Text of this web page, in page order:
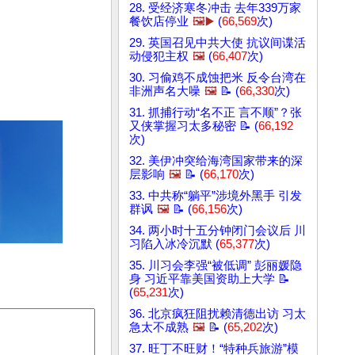
28. 受经济寒冬冲击 去年339万家
餐饮店停业 🖼️▶️ (66,569次)
29. 英国召见中共大使 抗议间谍活
动侵犯主权 🖼️ (66,407次)
30. 习偷鸡不成蚀把米 反令台湾在
非洲声名大噪 🖼️ 📝 (66,330次)
31. 抓捕行动“名不正 言不顺”？张
又侠掌握习太多秘密 📝 (66,192
次)
32. 美伊冲突给海湾国家带来的深
层影响 🖼️ 📝 (66,170次)
33. 中共称“躺平”涉境外黑手 引发
群讽 🖼️ 📝 (66,156次)
34. 两小时十五分钟闭门会议后 川
习陷入冰冷沉默 (65,377次)
35. 川习会李强“被低调” 彭丽媛隐
身 习近平靠美国资助上大学 📝
(65,231次)
36. 北京疯狂阻扰赖清德出访 习太
急太不成熟 🖼️ 📝 (65,202次)
37. 旺丁不旺财！“特种兵旅游”模